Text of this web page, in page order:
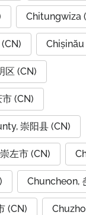
Chitungwiza
Chișinău
区 (CN)
(CN)
崇阳县 (CN)
左市 (CN)
Chuncheon,
(CN)